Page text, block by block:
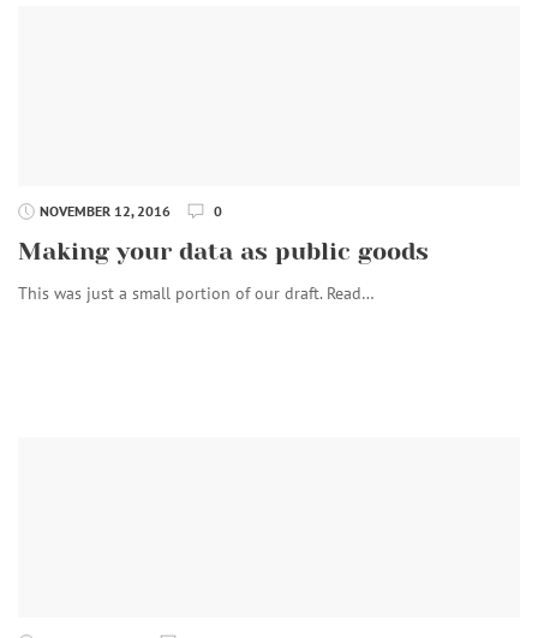
NOVEMBER 12, 2016 0
Making your data as public goods
This was just a small portion of our draft. Read…